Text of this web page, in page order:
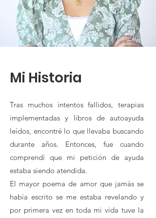
Mi Historia
Tras muchos intentos fallidos, terapias
implementadas y libros de autoayuda
leídos, encontré lo que llevaba buscando
durante años. Entonces, fue cuando
comprendí que mi petición de ayuda
estaba siendo atendida.
El mayor poema de amor que jamás se
había escrito se me estaba revelando y
por primera vez en toda mi vida tuve la